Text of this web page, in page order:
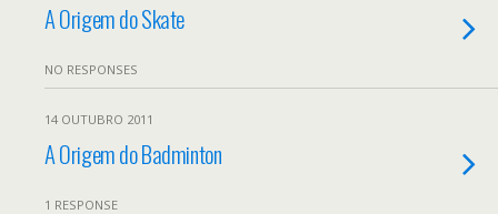
A Origem do Skate
NO RESPONSES
14 OUTUBRO 2011
A Origem do Badminton
1 RESPONSE